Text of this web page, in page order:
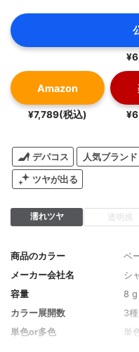
Amazon
¥7,789(税込)
デパコス 人気ブランド
ツヤが出る
濡れツヤ 透明感
商品のカラー
ベ
メーカー会社名
シ
容量
8 g
カラー展開数
3
単色or多色
単